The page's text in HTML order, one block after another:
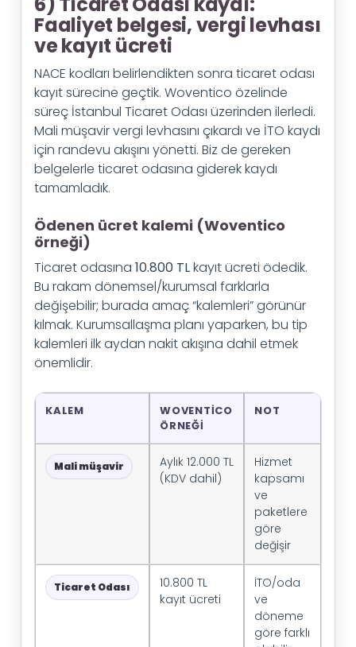
Faaliyet belgesi, vergi levhası
ve kayıt ücreti
NACE kodları belirlendikten sonra ticaret odası
kayıt sürecine geçtik. Woventico özelinde
süreç İstanbul Ticaret Odası üzerinden ilerledi.
Mali müşavir vergi levhasını çıkardı ve İTO kaydı
için randevu akışını yönetti. Biz de gereken
belgelerle ticaret odasına giderek kaydı
tamamladık.
Ödenen ücret kalemi (Woventico
örneği)
Ticaret odasına 10.800 TLkayıt ücreti ödedik.
Bu rakam dönemsel/kurumsal farklarla
değişebilir; burada amaç “kalemleri” görünür
kılmak. Kurumsallaşma planı yaparken, bu tip
kalemleri ilk aydan nakit akışına dahil etmek
önemlidir.
KALEM
WOVENTICO
ÖRNEĞI
NOT
Mali müşavir
Aylık 12.000 TL
(KDV dahil)
Hizmet
kapsamı
ve
paketlere
göre
değişir
Ticaret Odası
10.800 TL
kayıt ücreti
İTO/oda
ve
döneme
göre farklı